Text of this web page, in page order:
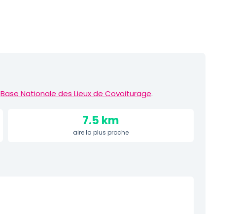
Base Nationale des Lieux de Covoiturage.
7.5 km
aire la plus proche